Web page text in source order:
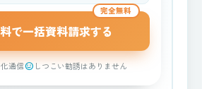
完全無料
で一括資料請求する
通信sentiment_satisfied しつこい勧誘はありません